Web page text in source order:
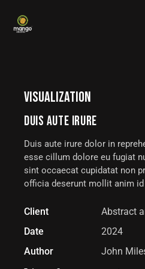
VISUALIZATION
DUIS AUTE IRURE
Duis aute irure dolor in
esse cillum dolore eu fugiat
sint occaecat cupidatat non
officia deserunt mollit anim
Client
Abstract
Date
2024
Author
John